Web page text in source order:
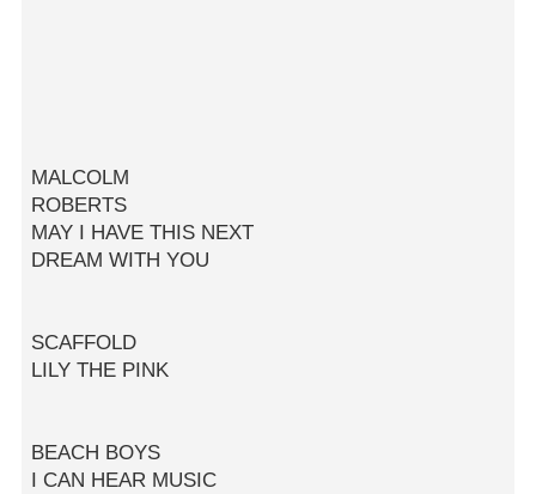
MALCOLM
ROBERTS
MAY I HAVE THIS NEXT
DREAM WITH YOU
SCAFFOLD
LILY THE PINK
BEACH BOYS
I CAN HEAR MUSIC